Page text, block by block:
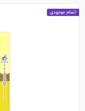
اتمام موجودی